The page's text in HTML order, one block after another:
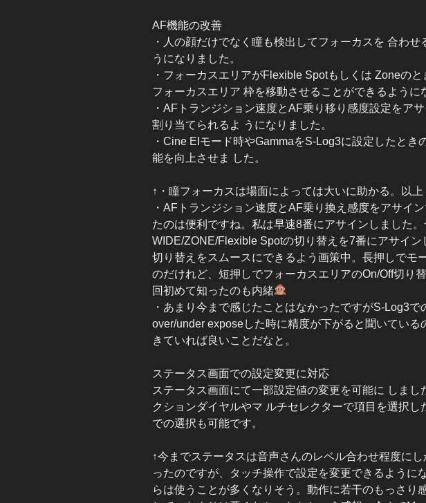
AF機能の改善
・人の顔だけでなく瞳も検出してフォーカスを 合わせ
うになりました。
・フォーカスエリアがFlexible Spotもしくは Zoneの
フォーカスエリア 枠を移動させることができるように
・AFトランジション速度とAF乗り移り感度設定をア
割り当てられるよ うになりました。
・Cine EIモード時やGammaをS-Log3に設定したとき
能を向上させま した。
↑・瞳フォーカスは場面によっては大いに助かる。以上
・AFトランジション速度とAF乗り換え感度をアサイ
たのは便利ですね。私は早速8番にアサインしました。
WIDE/ZONE/Flexible Spotの切り替えを7番にアサイン
切り替えをスムースにできるよう画策中。長押しでモ
のだけれど、短押しでフォーカスエリアのOn/Off切り
回初めて知ったのも内緒
・あまり今まで感じたことはなかったですがS-Log3で
over/under exposeした時に精度が下がると聞いている
きていれば良いことだなと。
ステータス画面での設定変更に対応
ステータス画面にて一部設定値の変更を可能に しまし
クションダイヤルやマ ルチセレクターで項目を選択し
での選択も可能です。
↑今までステータスは音声さんのレベル合わせ程度に
ったのですが、タッチ操作で設定を変更できるように
らは使うことが多くなりそう。動作に若干のもっさり